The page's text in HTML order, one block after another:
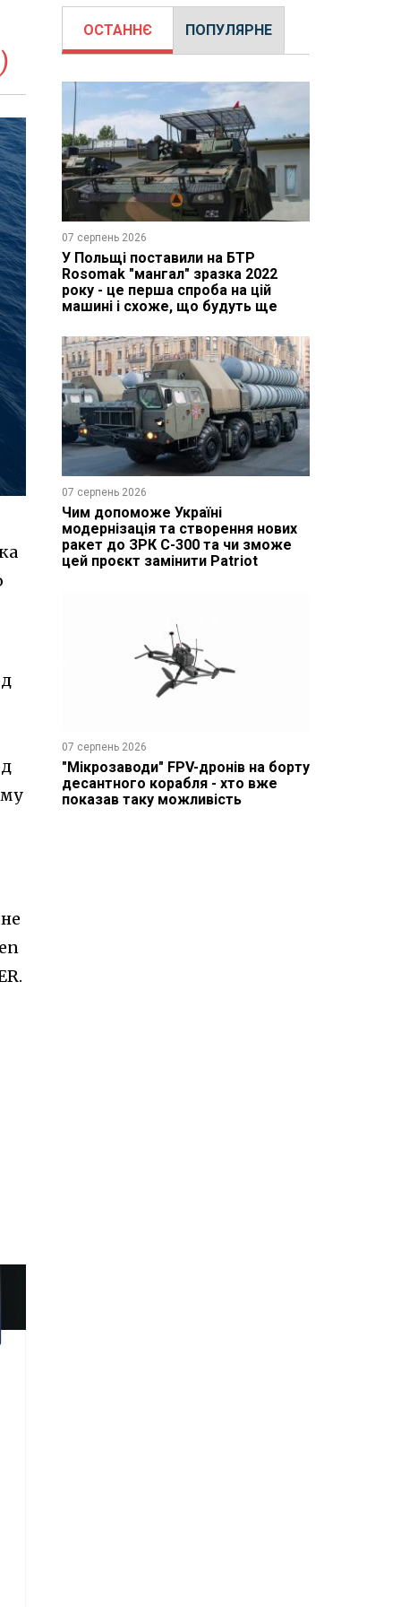
ОСТАННЄ ПОПУЛЯРНЕ
07 серпень 2026
У Польщі поставили на БТР
Rosomak "мангал" зразка 2022
року - це перша спроба на цій
машині і схоже, що будуть ще
07 серпень 2026
Чим допоможе Україні
модернізація та створення нових
ракет до ЗРК С-300 та чи зможе
цей проєкт замінити Patriot
07 серпень 2026
"Мікрозаводи" FPV-дронів на борту
десантного корабля - хто вже
показав таку можливість